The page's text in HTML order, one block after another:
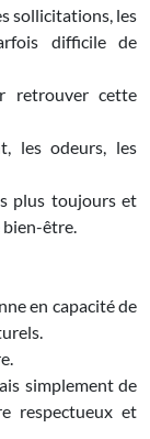
sollicitations, les
difficile de
retrouver cette
les odeurs, les
plus toujours et
être.
en capacité de
simplement de
respectueux et